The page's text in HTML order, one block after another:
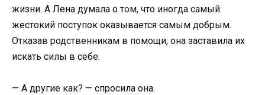
жизни. А Лена думала о том, что иногда самый
жестокий поступок оказывается самым добрым.
Отказав родственникам в помощи, она заставила их
искать силы в себе.
— А другие как? — спросила она.